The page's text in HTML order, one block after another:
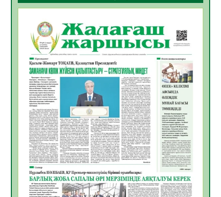
ҚҰРЫЛТАЙ САЙЛАУЫ – БОЛАШАҚҚА
06.08.2026
Инфекциялық ауруларға қарсы иммундау
жұмыстарының тиімділігі
06.08.2026
30
Көкжөтел ауруы туралы
06.08.2026
27
АПВ вакцинасы туралы мәлімет
06.08.2026
28
Open Air: Қызылорда облысы полиция
департаменті 20 мыңнан астам
көрерменнің қауіпсіздігін қамтамасыз етті
06.08.2026
39